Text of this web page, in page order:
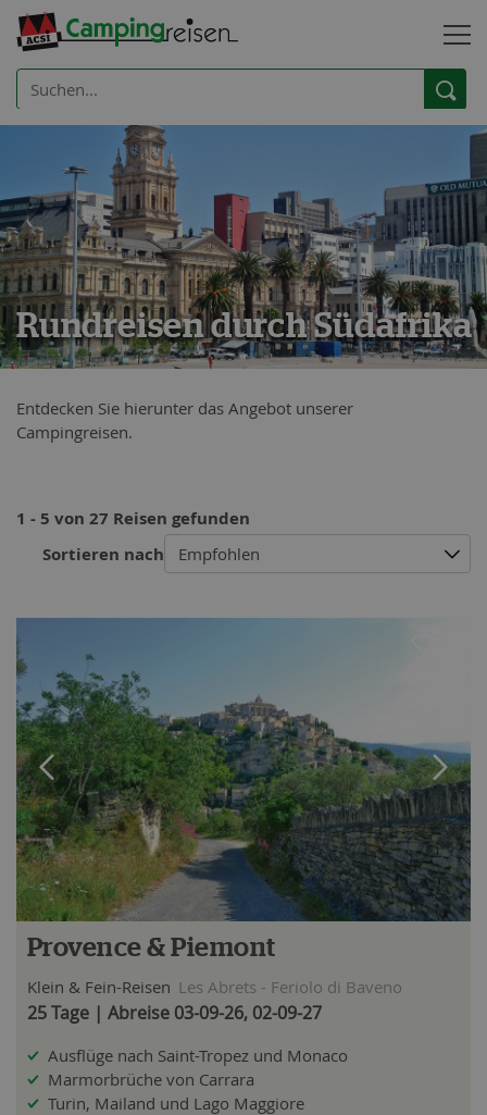
Rundreisen durch Südafrika
Entdecken Sie hierunter das Angebot unserer
Campingreisen.
1 - 5 von 27 Reisen gefunden
Sortieren nach
Empfohlen
Provence & Piemont
Klein & Fein-Reisen Les Abrets - Feriolo di Baveno
25 Tage | Abreise 03-09-26, 02-09-27
Ausflüge nach Saint-Tropez und Monaco
Marmorbrüche von Carrara
Turin, Mailand und Lago Maggiore